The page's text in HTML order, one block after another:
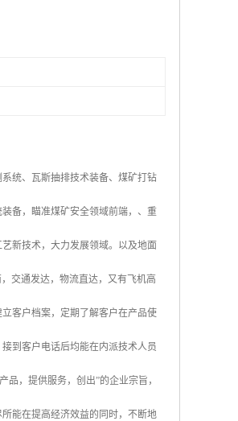
统、瓦斯抽排技术装备、煤矿打钻
备，瞄准煤矿安全领域前端，、重
新技术，大力发展领域。以及地面
交通发达，物流直达，又有飞机高
客户档案，定期了解客户在产品使
到客户电话后均能在内派技术人员
，提供服务，创出”的企业宗旨，
能在提高经济效益的同时，不断地